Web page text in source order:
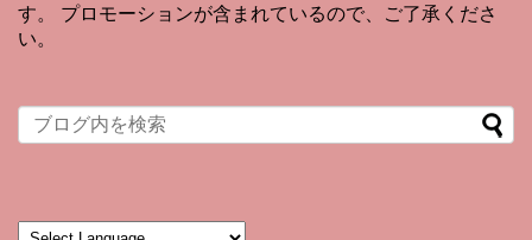
す。 プロモーションが含まれているので、ご了承くださ
い。